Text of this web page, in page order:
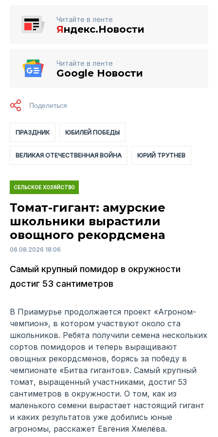
Читайте в ленте
Яндекс.Новости
Читайте в ленте
Google Новости
ПРАЗДНИК ЮБИЛЕЙ ПОБЕДЫ
ВЕЛИКАЯ ОТЕЧЕСТВЕННАЯ ВОЙНА ЮРИЙ ТРУТНЕВ
СЕЛЬСКОЕ ХОЗЯЙСТВО
Томат-гигант: амурские
школьники вырастили
овощного рекордсмена
06.08.2026 18:06
Самый крупный помидор в окружности
достиг 53 сантиметров
В Приамурье продолжается проект «Агроном-
чемпион», в котором участвуют около ста
школьников. Ребята получили семена нескольких
сортов помидоров и теперь выращивают
овощных рекордсменов, борясь за победу в
чемпионате «Битва гигантов». Самый крупный
томат, выращенный участниками, достиг 53
сантиметров в окружности. О том, как из
маленького семени вырастает настоящий гигант
и каких результатов уже добились юные
агрономы, расскажет Евгения Хмелёва.